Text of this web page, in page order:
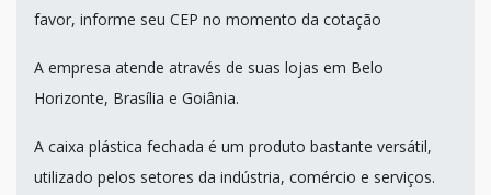
favor, informe seu CEP no momento da cotação
A empresa atende através de suas lojas em Belo
Horizonte, Brasília e Goiânia.
A caixa plástica fechada é um produto bastante versátil,
utilizado pelos setores da indústria, comércio e serviços.